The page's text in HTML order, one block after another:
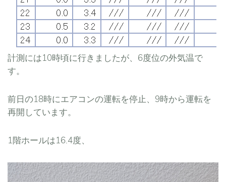
計測には10時頃に行きましたが、6度位の外気温で
す。
前日の18時にエアコンの運転を停止、9時から運転を
再開しています。
1階ホールは16.4度、